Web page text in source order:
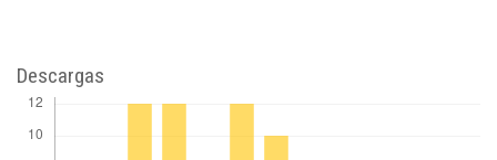
Descargas